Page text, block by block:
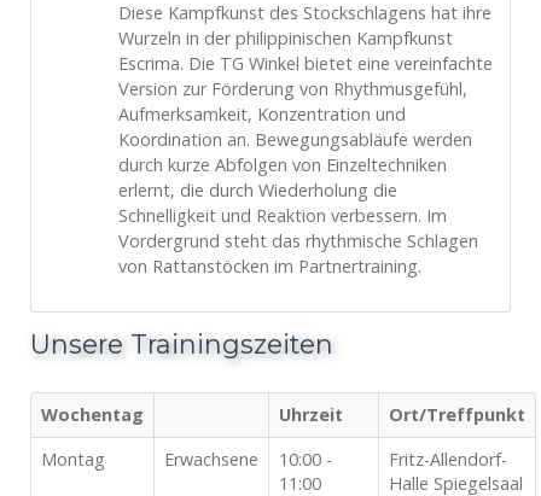
Diese Kampfkunst des Stockschlagens hat ihre
Wurzeln in der philippinischen Kampfkunst
Escrima. Die TG Winkel bietet eine vereinfachte
Version zur Förderung von Rhythmusgefühl,
Aufmerksamkeit, Konzentration und
Koordination an. Bewegungsabläufe werden
durch kurze Abfolgen von Einzeltechniken
erlernt, die durch Wiederholung die
Schnelligkeit und Reaktion verbessern. Im
Vordergrund steht das rhythmische Schlagen
von Rattanstöcken im Partnertraining.
Unsere Trainingszeiten
Wochentag Uhrzeit
Ort/Treffpunkt
Montag
Erwachsene
10:00 -
11:00
Fritz-Allendorf-
Halle Spiegelsaal